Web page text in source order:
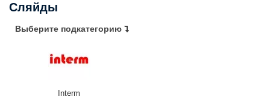
Сляйды
Выберите подкатегорию
Interm